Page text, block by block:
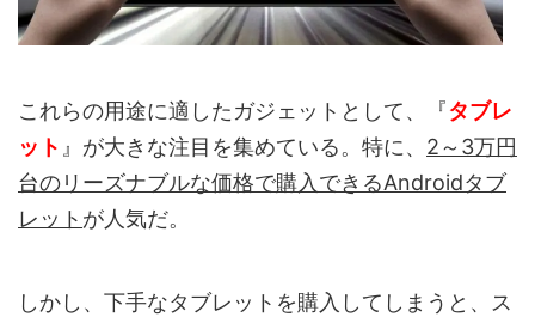
これらの用途に適したガジェットとして、『タブレ
ット 』が大きな注目を集めている。特に、 2～3万円
台のリーズナブルな価格で購入できるAndroidタブ
レット が人気だ。
しかし、下手なタブレットを購入してしまうと、ス